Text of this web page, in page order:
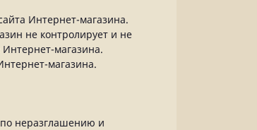
Интернет-магазина.
не контролирует и не
магазина.
магазина.
по неразглашению и